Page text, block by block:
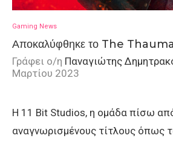
Gaming News
Αποκαλύφθηκε το The
Γράφει ο/η Παναγιώτης
Μαρτίου 2023
Η 11 Bit Studios, η ομάδα πίσω
αναγνωρισμένους τίτλους όπως